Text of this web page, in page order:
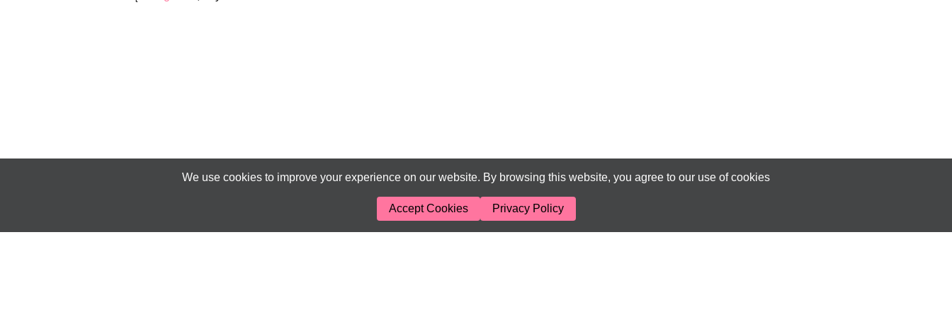
We use cookies to improve your experience on our website. By browsing this website, you agree to our use of cookies
Accept Cookies Privacy Policy